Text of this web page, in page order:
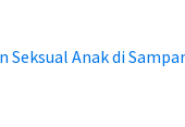
Seksual Anak di